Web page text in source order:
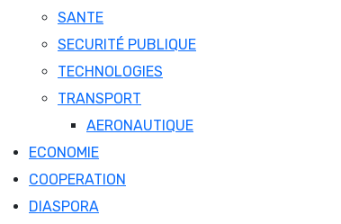
SANTE
SECURITÉ PUBLIQUE
TECHNOLOGIES
TRANSPORT
AERONAUTIQUE
ECONOMIE
COOPERATION
DIASPORA